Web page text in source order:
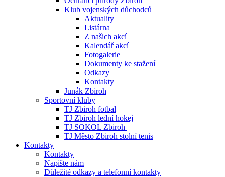
Klub vojenských důchodců
Aktuality
Listárna
Z našich akcí
Kalendář akcí
Fotogalerie
Dokumenty ke stažení
Odkazy
Kontakty
Junák Zbiroh
Sportovní kluby
TJ Zbiroh fotbal
TJ Zbiroh lední hokej
TJ SOKOL Zbiroh
TJ Město Zbiroh stolní tenis
Kontakty
Kontakty
Napište nám
Důležité odkazy a telefonní kontakty